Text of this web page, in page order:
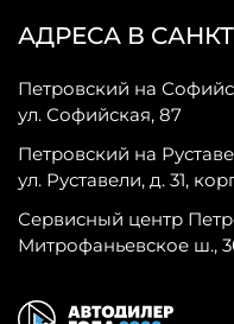
АДРЕСА В
Петровский на
ул. Софийская, 87
Петровский на
ул. Руставели, д. 31,
Сервисный центр
Митрофаньевское ш.,